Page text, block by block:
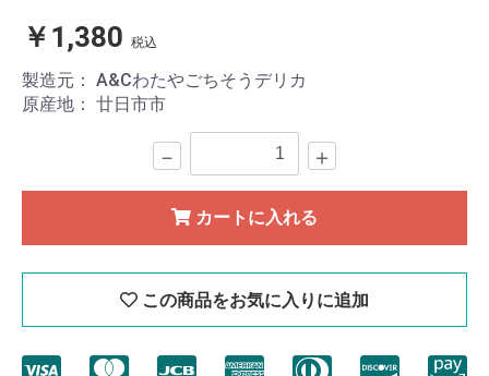
￥1,380 税込
製造元： A&Cわたやごちそうデリカ
原産地： 廿日市市
－ ＋
カートに入れる
この商品をお気に入りに追加